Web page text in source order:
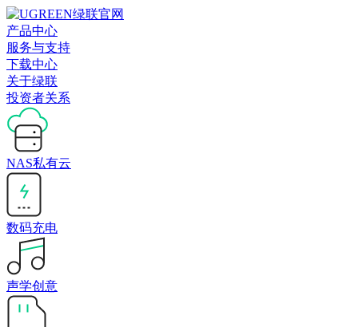
产品中心
服务与支持
下载中心
关于绿联
投资者关系
NAS私有云
数码充电
声学创意